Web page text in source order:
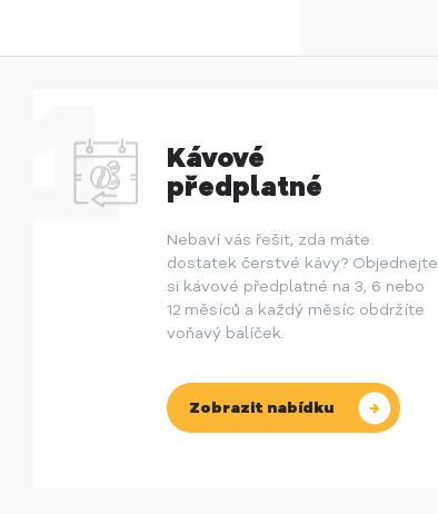
Kávové
předplatné
Nebaví vás řešit, zda máte
dostatek čerstvé kávy? Objednejte
si kávové předplatné na 3, 6 nebo
12 měsíců a každý měsíc obdržíte
voňavý balíček.
Zobrazit nabídku